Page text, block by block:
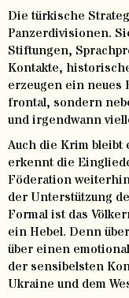
Die türkische
Panzerdivisionen.
Stiftungen,
Kontakte,
erzeugen ein neues
frontal, sondern
und irgendwann
Auch die Krim bleibt
erkennt die
Föderation
der Unterstützung
Formal ist das
ein Hebel. Denn
über einen
der sensibelsten
Ukraine und dem